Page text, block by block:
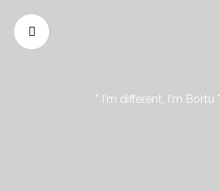
" I'm different, I'm Bortu "